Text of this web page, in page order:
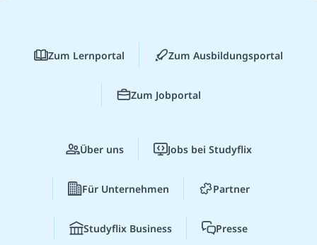
Zum Lernportal Zum Ausbildungsportal
Zum Jobportal
Über uns Jobs bei Studyflix
Für Unternehmen Partner
Studyflix Business Presse